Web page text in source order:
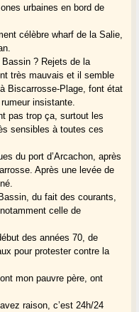
urbaines en bord de
célèbre wharf de la Salie,
? Rejets de la
très mauvais et il semble
Biscarrosse-Plage, font état
insistante.
pas trop ça, surtout les
sensibles à toutes ces
du port d’Arcachon, après
Après une levée de
du fait des courants,
celle de
des années 70, de
pour protester contre la
mon pauvre père, ont
raison, c’est 24h/24